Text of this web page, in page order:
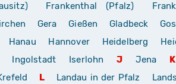
Frankenthal (Pfalz)
Gera Gießen Gladbeck
Hanau Hannover Heidelberg
Ingolstadt Iserlohn J Jena
K
L Landau in der Pfalz